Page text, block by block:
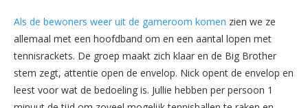
Als de bewoners weer uit de gameroom komen zien we ze
allemaal met een hoofdband om en een aantal lopen met
tennisrackets. De groep maakt zich klaar en de Big Brother
stem zegt, attentie open de envelop. Nick opent de envelop en
leest voor wat de bedoeling is. Jullie hebben per persoon 1